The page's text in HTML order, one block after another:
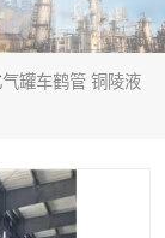
罐车鹤管 铜陵液